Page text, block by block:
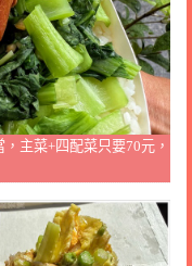
主菜+四配菜只要70元，